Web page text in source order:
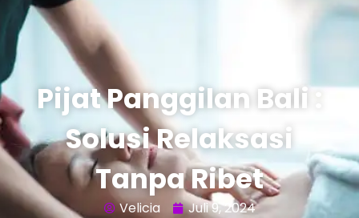
Pijat Panggilan Bali :
Solusi Relaksasi
Tanpa Ribet
Velicia Juli 9, 2024